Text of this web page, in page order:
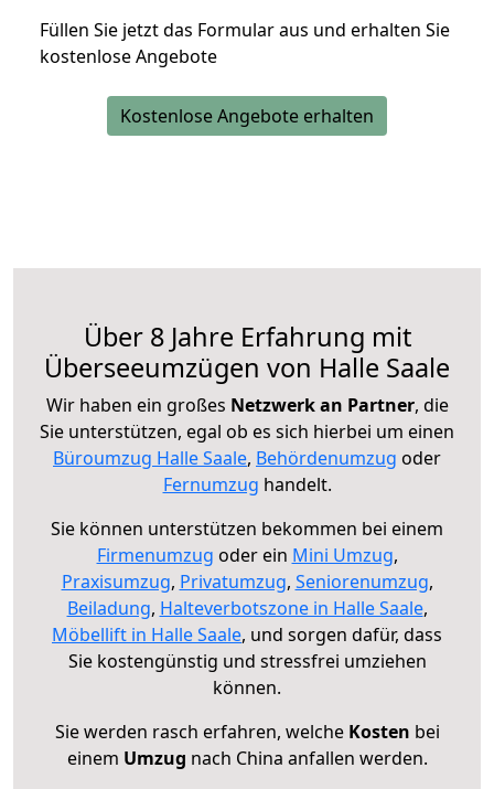
Füllen Sie jetzt das Formular aus und erhalten Sie
kostenlose Angebote
Kostenlose Angebote erhalten
Über 8 Jahre Erfahrung mit
Überseeumzügen von Halle Saale
Wir haben ein großes Netzwerk an Partner, die
Sie unterstützen, egal ob es sich hierbei um einen
Büroumzug Halle Saale, Behördenumzug oder
Fernumzug handelt.
Sie können unterstützen bekommen bei einem
Firmenumzug oder ein Mini Umzug,
Praxisumzug, Privatumzug, Seniorenumzug,
Beiladung, Halteverbotszone in Halle Saale,
Möbellift in Halle Saale, und sorgen dafür, dass
Sie kostengünstig und stressfrei umziehen
können.
Sie werden rasch erfahren, welche Kosten bei
einem Umzug nach China anfallen werden.